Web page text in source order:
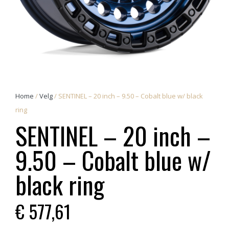
Home /Velg/ SENTINEL – 20 inch – 9.50 – Cobalt blue w/ black
ring
SENTINEL – 20 inch –
9.50 – Cobalt blue w/
black ring
€ 577,61